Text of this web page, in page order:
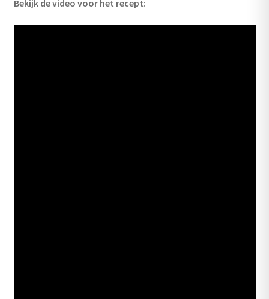
Bekijk de video voor het recept: